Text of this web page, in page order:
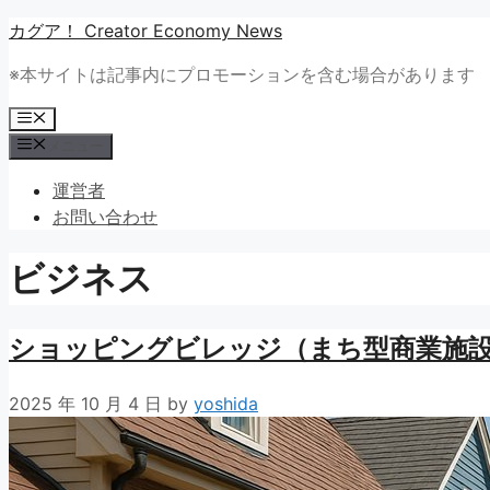
コ
テ
ン
ツ
へ
プ
カグア！ Creator Economy News
※本サイトは記事内にプロモーションを含む場合があります
メ
ニ
ュ
運営者
お問い合わせ
ビジネス
ショッピングビレッジ（まち型商業施
2025 年 10 月 4 日 by yoshida